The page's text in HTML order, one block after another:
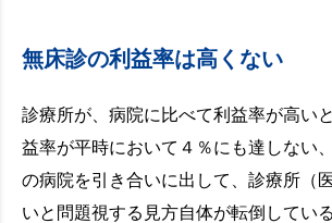
無床診の利益率は高くない
診療所が、病院に比べて利益率が高い
益率が平時において４％にも達しない
の病院を引き合いに出して、診療所（
いと問題視する見方自体が転倒してい